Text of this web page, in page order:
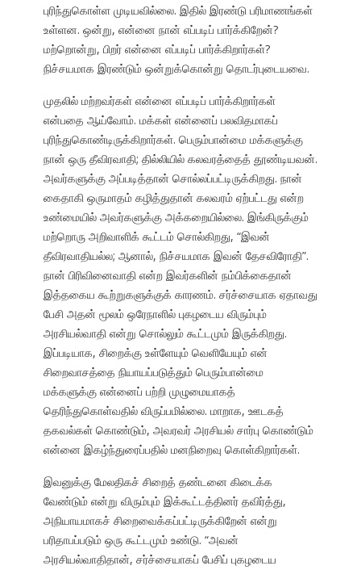
புரிந்துகொள்ள முடியவில்லை. இதில் இரண்டு பரிமாணங்கள்
உள்ளன. ஒன்று, என்னை நான் எப்படிப் பார்க்கிறேன்?
மற்றொன்று, பிறர் என்னை எப்படிப் பார்க்கிறார்கள்?
நிச்சயமாக இரண்டும் ஒன்றுக்கொன்று தொடர்புடையவை.
முதலில் மற்றவர்கள் என்னை எப்படிப் பார்க்கிறார்கள்
என்பதை ஆய்வோம். மக்கள் என்னைப் பலவிதமாகப்
புரிந்துகொண்டிருக்கிறார்கள். பெரும்பான்மை மக்களுக்கு
நான் ஒரு தீவிரவாதி; தில்லியில் கலவரத்தைத் தூண்டியவன்.
அவர்களுக்கு அப்படித்தான் சொல்லப்பட்டிருக்கிறது. நான்
கைதாகி ஒருமாதம் கழித்துதான் கலவரம் ஏற்பட்டது என்ற
உண்மையில் அவர்களுக்கு அக்கறையில்லை. இங்கிருக்கும்
மற்றொரு அறிவாளிக் கூட்டம் சொல்கிறது, “இவன்
தீவிரவாதியல்ல; ஆனால், நிச்சயமாக இவன் தேசவிரோதி”.
நான் பிரிவினைவாதி என்ற இவர்களின் நம்பிக்கைதான்
இத்தகைய கூற்றுகளுக்குக் காரணம். சர்ச்சையாக ஏதாவது
பேசி அதன் மூலம் ஒரேநாளில் புகழடைய விரும்பும்
அரசியல்வாதி என்று சொல்லும் கூட்டமும் இருக்கிறது.
இப்படியாக, சிறைக்கு உள்ளேயும் வெளியேயும் என்
சிறைவாசத்தை நியாயப்படுத்தும் பெரும்பான்மை
மக்களுக்கு என்னைப் பற்றி முழுமையாகத்
தெரிந்துகொள்வதில் விருப்பமில்லை. மாறாக, ஊடகத்
தகவல்கள் கொண்டும், அவரவர் அரசியல் சார்பு கொண்டும்
என்னை இகழ்ந்துரைப்பதில் மனநிறைவு கொள்கிறார்கள்.
இவனுக்கு மேலதிகச் சிறைத் தண்டனை கிடைக்க
வேண்டும் என்று விரும்பும் இக்கூட்டத்தினர் தவிர்த்து,
அநியாயமாகச் சிறைவைக்கப்பட்டிருக்கிறேன் என்று
பரிதாபப்படும் ஒரு கூட்டமும் உண்டு. “அவன்
அரசியல்வாதிதான், சர்ச்சையாகப் பேசிப் புகழடைய